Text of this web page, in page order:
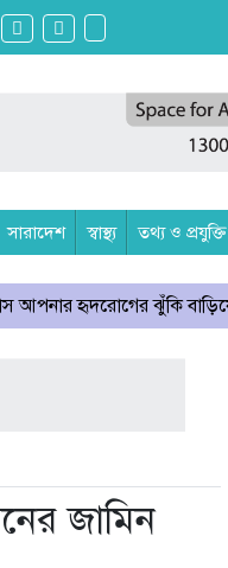
সারাদেশ স্বাস্থ্য তথ্য ও প্রযুক্তি
ঝুঁকি বাড়িয়ে দিতে পারে
জামিন